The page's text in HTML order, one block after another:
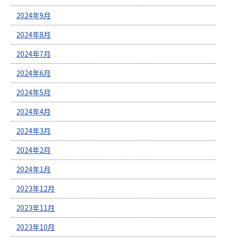
2024年9月
2024年8月
2024年7月
2024年6月
2024年5月
2024年4月
2024年3月
2024年2月
2024年1月
2023年12月
2023年11月
2023年10月